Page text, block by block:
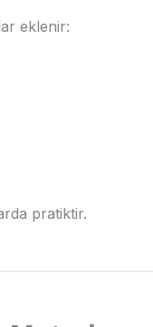
eklenir:
pratiktir.